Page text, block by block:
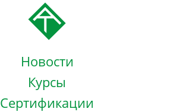
Новости
Курсы
Сертификации